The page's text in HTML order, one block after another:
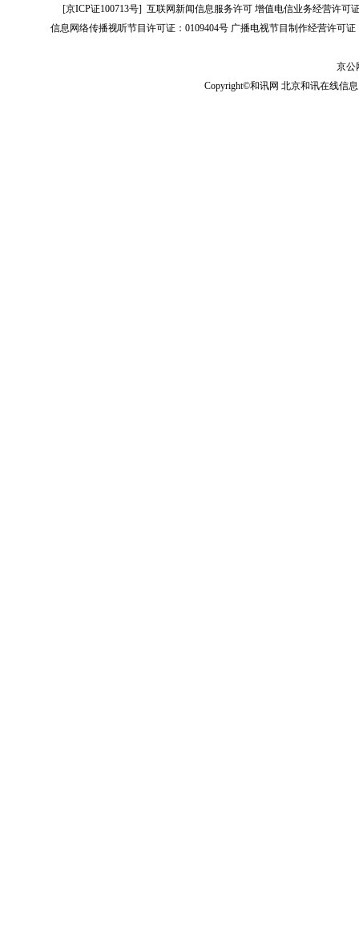
[京ICP证100713号]互联网新闻信息服务许可 增值电信业务经营许可
信息网络传播视听节目许可证：0109404号 广播电视节目制作经营许可证
京公
Copyright©和讯网 北京和讯在线信